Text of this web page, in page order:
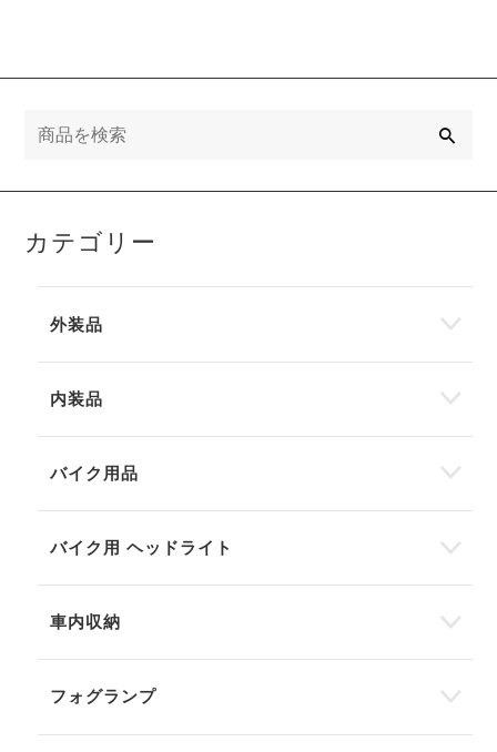
カテゴリー
外装品
内装品
バイク用品
バイク用 ヘッドライト
車内収納
フォグランプ